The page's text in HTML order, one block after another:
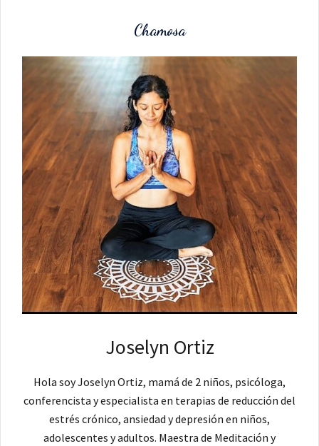
Chamosa
Joselyn Ortiz
Hola soy Joselyn Ortiz, mamá de 2 niños, psicóloga,
conferencista y especialista en terapias de reducción del
estrés crónico, ansiedad y depresión en niños,
adolescentes y adultos. Maestra de Meditación y